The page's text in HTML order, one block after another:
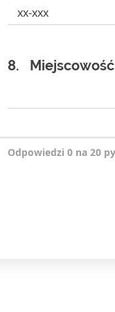
8. Miejscowość
Odpowiedzi 0 na 20